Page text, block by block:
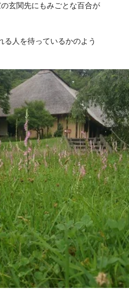
玄関先にもみごとな百合が
る人を待っているかのよう